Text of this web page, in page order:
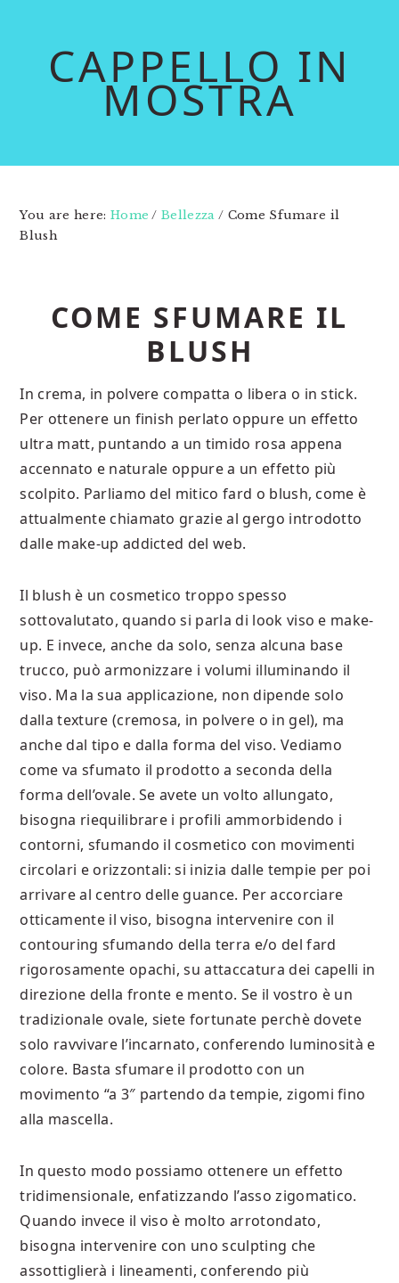
content
primaryCAPPELLO IN
MOSTRA
You are here: Home / Bellezza / Come Sfumare il
Blush
COME SFUMARE IL
BLUSH
In crema, in polvere compatta o libera o in stick.
Per ottenere un finish perlato oppure un effetto
ultra matt, puntando a un timido rosa appena
accennato e naturale oppure a un effetto più
scolpito. Parliamo del mitico fard o blush, come è
attualmente chiamato grazie al gergo introdotto
dalle make-up addicted del web.
Il blush è un cosmetico troppo spesso
sottovalutato, quando si parla di look viso e make-
up. E invece, anche da solo, senza alcuna base
trucco, può armonizzare i volumi illuminando il
viso. Ma la sua applicazione, non dipende solo
dalla texture (cremosa, in polvere o in gel), ma
anche dal tipo e dalla forma del viso. Vediamo
come va sfumato il prodotto a seconda della
forma dell’ovale. Se avete un volto allungato,
bisogna riequilibrare i profili ammorbidendo i
contorni, sfumando il cosmetico con movimenti
circolari e orizzontali: si inizia dalle tempie per poi
arrivare al centro delle guance. Per accorciare
otticamente il viso, bisogna intervenire con il
contouring sfumando della terra e/o del fard
rigorosamente opachi, su attaccatura dei capelli in
direzione della fronte e mento. Se il vostro è un
tradizionale ovale, siete fortunate perchè dovete
solo ravvivare l’incarnato, conferendo luminosità e
colore. Basta sfumare il prodotto con un
movimento “a 3″ partendo da tempie, zigomi fino
alla mascella.
In questo modo possiamo ottenere un effetto
tridimensionale, enfatizzando l’asso zigomatico.
Quando invece il viso è molto arrotondato,
bisogna intervenire con uno sculpting che
assottiglierà i lineamenti, conferendo più